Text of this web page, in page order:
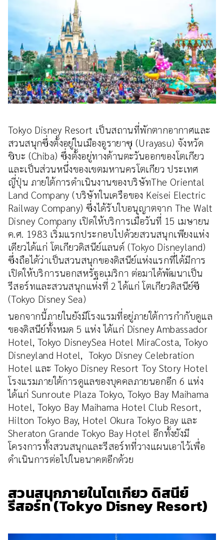
Tokyo Disney Resort เป็นสถานที่พักตากอากาศและ
สวนสนุกซึ่งตั้งอยู่ในเมืองอูรายาซุ (Urayasu) จังหวัด
ชิบะ (Chiba) ซึ่งตั้งอยู่ทางด้านตะวันออกของโตเกียว
และเป็นส่วนหนึ่งของเขตมหานครโตเกียว ประเทศ
ญี่ปุ่น ภายใต้การดำเนินงานของบริษัทThe Oriental
Land Company (บริษัทในเครือของ Keisei Electric
Railway Company) ซึ่งได้รับใบอนุญาตจาก The Walt
Disney Company เปิดให้บริการเมื่อวันที่ 15 เมษายน
ค.ศ. 1983 เริ่มแรกประกอบไปด้วยสวนสนุกเพียงแห่ง
เดียวได้แก่ โตเกียวดิสนีย์แลนด์ (Tokyo Disneyland)
ซึ่งถือได้ว่าเป็นสวนสนุกของดิสนีย์แห่งแรกที่ได้มีการ
เปิดให้บริการนอกสหรัฐอเมริกา ต่อมาได้พัฒนาเป็น
รีสอร์ทและสวนสนุกแห่งที่ 2 ได้แก่ โตเกียวดิสนีย์ซี
(Tokyo Disney Sea)
นอกจากนี้ภายในยังมีโรงแรมที่อยู่ภายใต้การกำกับดูแล
ของดิสนีย์ทั้งหมด 5 แห่ง ได้แก่ Disney Ambassador
Hotel, Tokyo DisneySea Hotel MiraCosta, Tokyo
Disneyland Hotel, Tokyo Disney Celebration
Hotel และ Tokyo Disney Resort Toy Story Hotel
โรงแรมภายใต้การดูแลของบุคคลภายนอกอีก 6 แห่ง
ได้แก่ Sunroute Plaza Tokyo, Tokyo Bay Maihama
Hotel, Tokyo Bay Maihama Hotel Club Resort,
Hilton Tokyo Bay, Hotel Okura Tokyo Bay และ
Sheraton Grande Tokyo Bay Hotel อีกทั้งยังมี
โครงการทั้งสวนสนุกและรีสอร์ทที่วางแผนเอาไว้เพื่อ
ดำเนินการต่อไปในอนาคตอีกด้วย
สวนสนุกภายในโตเกียว ดิสนีย์
รีสอร์ท (Tokyo Disney Resort)